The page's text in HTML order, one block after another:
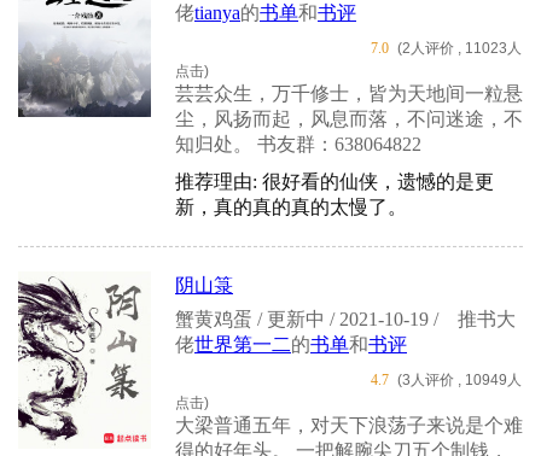
佬tianya的书单和书评
7.0 (2人评价 , 11023人
点击)
芸芸众生，万千修士，皆为天地间一粒悬
尘，风扬而起，风息而落，不问迷途，不
知归处。 书友群：638064822
推荐理由: 很好看的仙侠，遗憾的是更
新，真的真的真的太慢了。
阴山箓
蟹黄鸡蛋 / 更新中 / 2021-10-19 /
推书大
佬世界第一二的书单和书评
4.7 (3人评价 , 10949人
点击)
大梁普通五年，对天下浪荡子来说是个难
得的好年头。 一把解腕尖刀五个制钱，